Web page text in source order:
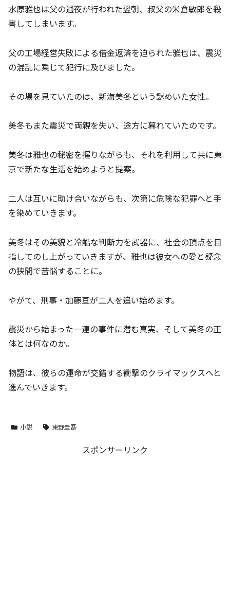
水原雅也は父の通夜が行われた翌朝、叔父の米倉敏郎を殺
害してしまいます。
父の工場経営失敗による借金返済を迫られた雅也は、震災
の混乱に乗じて犯行に及びました。
その場を見ていたのは、新海美冬という謎めいた女性。
美冬もまた震災で両親を失い、途方に暮れていたのです。
美冬は雅也の秘密を握りながらも、それを利用して共に東
京で新たな生活を始めようと提案。
二人は互いに助け合いながらも、次第に危険な犯罪へと手
を染めていきます。
美冬はその美貌と冷酷な判断力を武器に、社会の頂点を目
指してのし上がっていきますが、雅也は彼女への愛と疑念
の狭間で苦悩することに。
やがて、刑事・加藤亘が二人を追い始めます。
震災から始まった一連の事件に潜む真実、そして美冬の正
体とは何なのか。
物語は、彼らの運命が交錯する衝撃のクライマックスへと
進んでいきます。
小説 東野圭吾
スポンサーリンク